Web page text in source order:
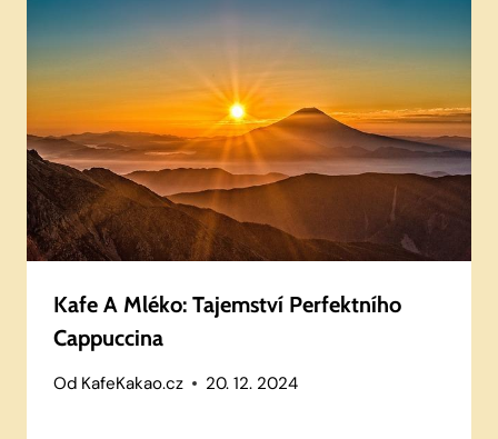
Kafe A Mléko: Tajemství Perfektního
Cappuccina
Od KafeKakao.cz 20. 12. 2024